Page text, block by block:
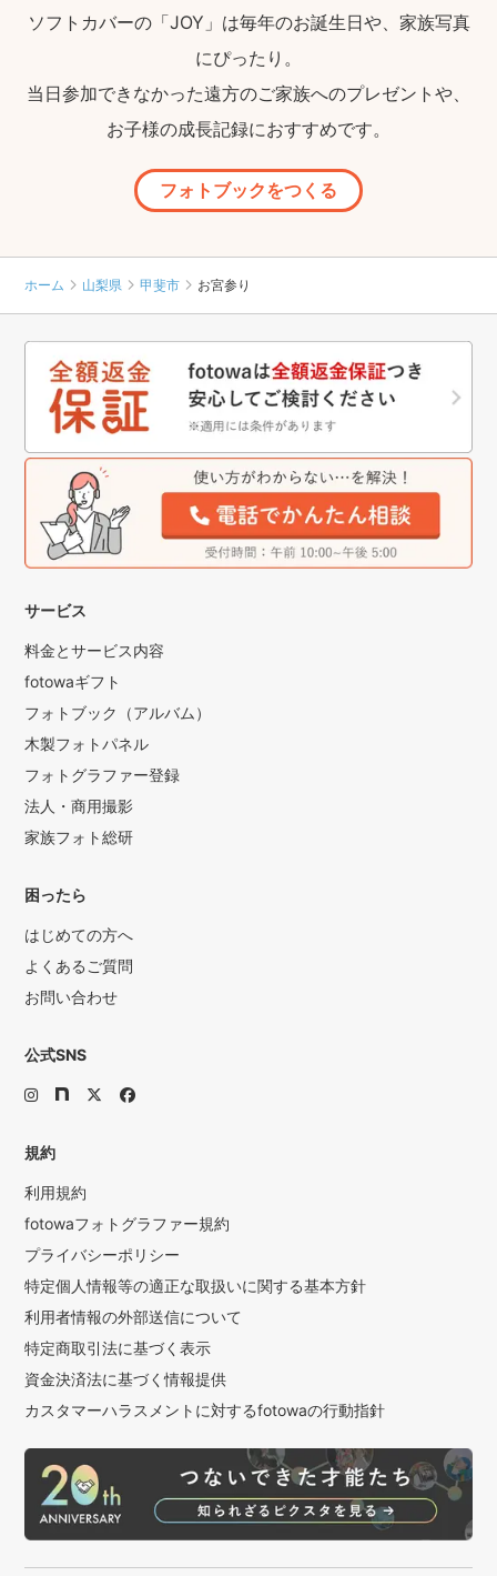
ソフトカバーの「JOY」は毎年のお誕生日や、家族写真
にぴったり。
当日参加できなかった遠方のご家族へのプレゼントや、
お子様の成長記録におすすめです。
フォトブックをつくる
ホーム 山梨県 甲斐市 お宮参り
サービス
料金とサービス内容
fotowaギフト
フォトブック（アルバム）
木製フォトパネル
フォトグラファー登録
法人・商用撮影
家族フォト総研
困ったら
はじめての方へ
よくあるご質問
お問い合わせ
公式SNS
規約
利用規約
fotowaフォトグラファー規約
プライバシーポリシー
特定個人情報等の適正な取扱いに関する基本方針
利用者情報の外部送信について
特定商取引法に基づく表示
資金決済法に基づく情報提供
カスタマーハラスメントに対するfotowaの行動指針